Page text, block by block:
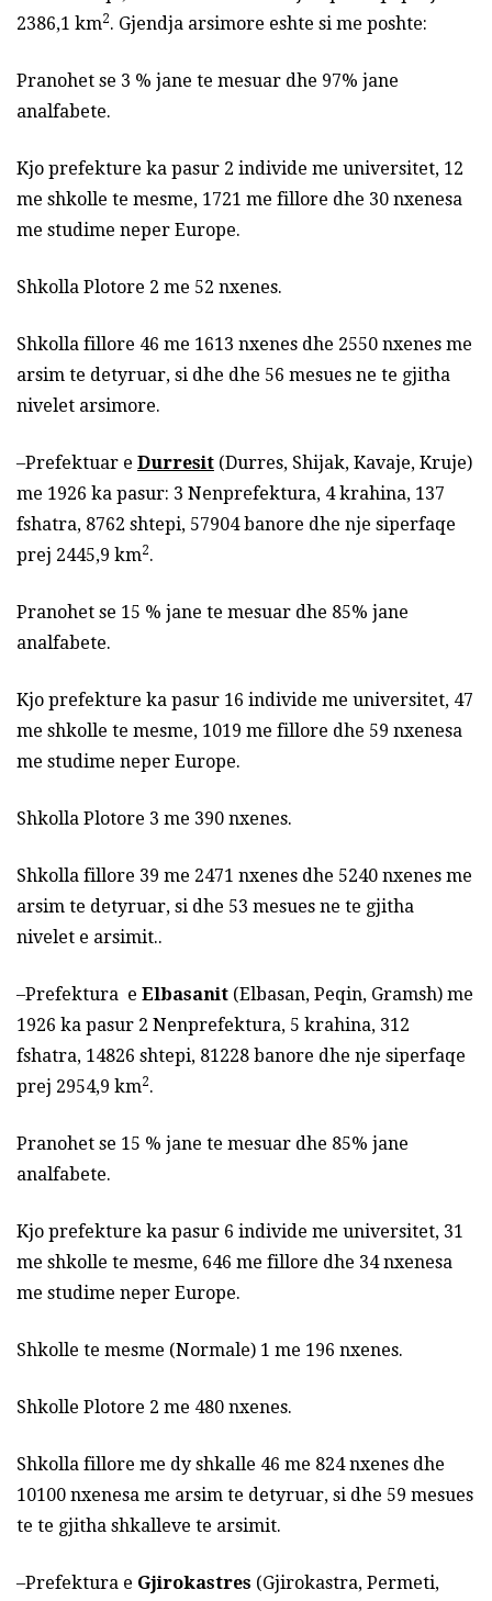
2386,1 km2. Gjendja arsimore eshte si me poshte:
Pranohet se 3 % jane te mesuar dhe 97% jane
analfabete.
Kjo prefekture ka pasur 2 individe me universitet, 12
me shkolle te mesme, 1721 me fillore dhe 30 nxenesa
me studime neper Europe.
Shkolla Plotore 2 me 52 nxenes.
Shkolla fillore 46 me 1613 nxenes dhe 2550 nxenes me
arsim te detyruar, si dhe dhe 56 mesues ne te gjitha
nivelet arsimore.
–Prefektuar e Durresit (Durres, Shijak, Kavaje, Kruje)
me 1926 ka pasur: 3 Nenprefektura, 4 krahina, 137
fshatra, 8762 shtepi, 57904 banore dhe nje siperfaqe
prej 2445,9 km2.
Pranohet se 15 % jane te mesuar dhe 85% jane
analfabete.
Kjo prefekture ka pasur 16 individe me universitet, 47
me shkolle te mesme, 1019 me fillore dhe 59 nxenesa
me studime neper Europe.
Shkolla Plotore 3 me 390 nxenes.
Shkolla fillore 39 me 2471 nxenes dhe 5240 nxenes me
arsim te detyruar, si dhe 53 mesues ne te gjitha
nivelet e arsimit..
–Prefektura e Elbasanit (Elbasan, Peqin, Gramsh) me
1926 ka pasur 2 Nenprefektura, 5 krahina, 312
fshatra, 14826 shtepi, 81228 banore dhe nje siperfaqe
prej 2954,9 km2.
Pranohet se 15 % jane te mesuar dhe 85% jane
analfabete.
Kjo prefekture ka pasur 6 individe me universitet, 31
me shkolle te mesme, 646 me fillore dhe 34 nxenesa
me studime neper Europe.
Shkolle te mesme (Normale) 1 me 196 nxenes.
Shkolle Plotore 2 me 480 nxenes.
Shkolla fillore me dy shkalle 46 me 824 nxenes dhe
10100 nxenesa me arsim te detyruar, si dhe 59 mesues
te te gjitha shkalleve te arsimit.
–Prefektura e Gjirokastres (Gjirokastra, Permeti,